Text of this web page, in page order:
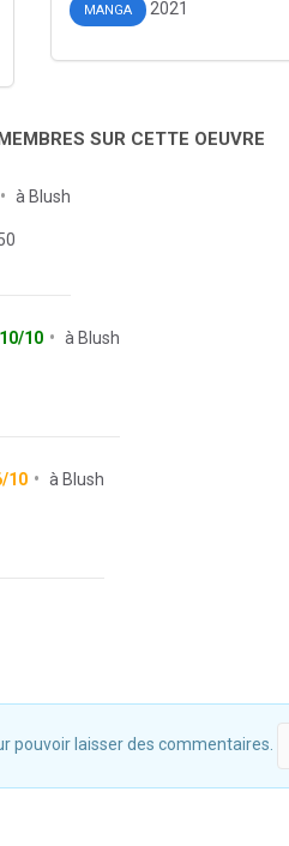
MANGA 2021
SUR CETTE OEUVRE
à Blush
10/10 à Blush
10 à Blush
pouvoir laisser des commentaires.